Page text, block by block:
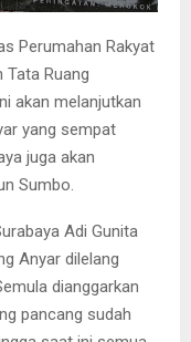
Perumahan Rakyat
Tata Ruang
akan melanjutkan
yang sempat
juga akan
Sumbo.
Adi Gunita
Anyar dilelang
dianggarkan
pancang sudah